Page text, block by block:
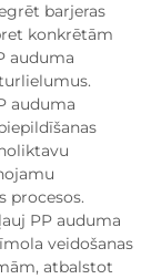
barjeras
konkrētām
auduma
auduma
procesos.
PP auduma
veidošanas
atbalstot